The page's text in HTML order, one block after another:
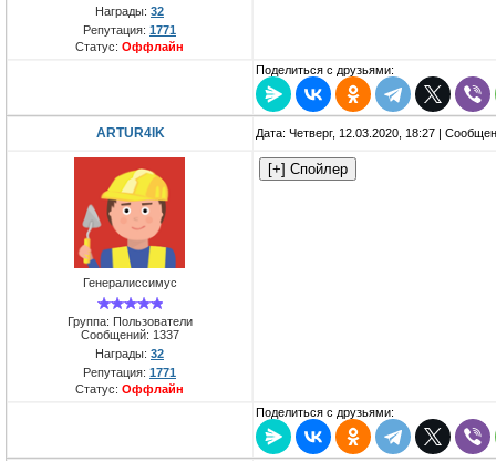
Награды: 32
Репутация: 1771
Статус: Оффлайн
Поделиться с друзьями:
ARTUR4IK Дата: Четверг, 12.03.2020, 18:27 |
Генералиссимус
Группа: Пользователи
Сообщений: 1337
Награды: 32
Репутация: 1771
Статус: Оффлайн
Поделиться с друзьями: